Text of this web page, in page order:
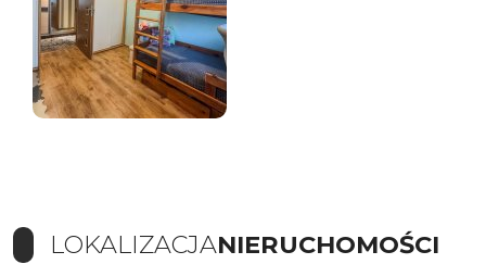
LOKALIZACJANIERUCHOMOŚCI